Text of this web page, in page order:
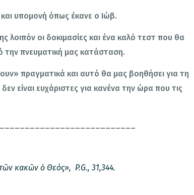
υπομονή όπως έκανε ο Ιώβ.
λοιπόν οι δοκιμασίες και ένα καλό τεστ που θα
την πνευματική μας κατάσταση.
πραγματικά και αυτό θα μας βοηθήσει για τη
είναι ευχάριστες για κανένα την ώρα που τις
τῶν κακῶν ὁ Θεός», P.G., 31,344.